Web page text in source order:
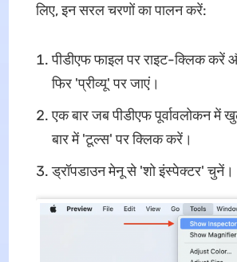
लिए, इन सरल चरणों का पालन करें:
पीडीएफ फाइल पर राइट-क्लिक करें
फिर 'प्रीव्यू' पर जाएं।
एक बार जब पीडीएफ पूर्वावलोकन में
बार में 'टूल्स' पर क्लिक करें।
ड्रॉपडाउन मेनू से 'शो इंस्पेक्टर' चुनें।